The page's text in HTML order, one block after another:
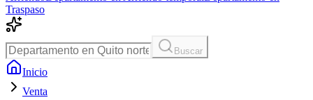
Traspaso
Buscar
Inicio
Venta